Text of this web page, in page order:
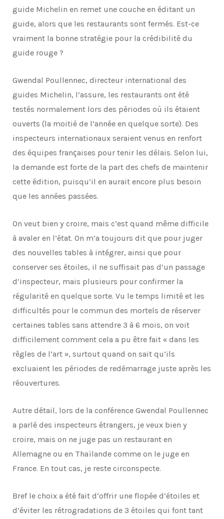
guide Michelin en remet une couche en éditant un
guide, alors que les restaurants sont fermés. Est-ce
vraiment la bonne stratégie pour la crédibilité du
guide rouge ?
Gwendal Poullennec, directeur international des
guides Michelin, l’assure, les restaurants ont été
testés normalement lors des périodes où ils étaient
ouverts (la moitié de l’année en quelque sorte). Des
inspecteurs internationaux seraient venus en renfort
des équipes françaises pour tenir les délais. Selon lui,
la demande est forte de la part des chefs de maintenir
cette édition, puisqu’il en aurait encore plus besoin
que les années passées.
On veut bien y croire, mais c’est quand même difficile
à avaler en l’état. On m’a toujours dit que pour juger
des nouvelles tables à intégrer, ainsi que pour
conserver ses étoiles, il ne suffisait pas d’un passage
d’inspecteur, mais plusieurs pour confirmer la
régularité en quelque sorte. Vu le temps limité et les
difficultés pour le commun des mortels de réserver
certaines tables sans attendre 3 à 6 mois, on voit
difficilement comment cela a pu être fait « dans les
règles de l’art », surtout quand on sait qu’ils
excluaient les périodes de redémarrage juste après les
réouvertures.
Autre détail, lors de la conférence Gwendal Poullennec
a parlé des inspecteurs étrangers, je veux bien y
croire, mais on ne juge pas un restaurant en
Allemagne ou en Thaïlande comme on le juge en
France. En tout cas, je reste circonspecte.
Bref le choix a été fait d’offrir une flopée d’étoiles et
d’éviter les rétrogradations de 3 étoiles qui font tant